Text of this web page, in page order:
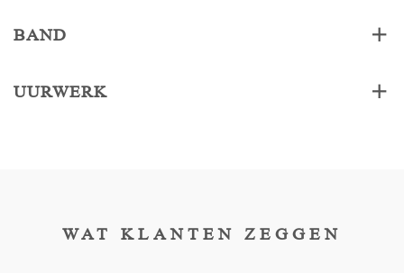
BAND
UURWERK
WAT KLANTEN ZEGGEN